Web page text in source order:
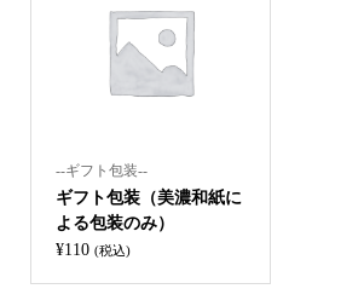
--ギフト包装--
ギフト包装（美濃和紙に
よる包装のみ）
¥110 (税込)